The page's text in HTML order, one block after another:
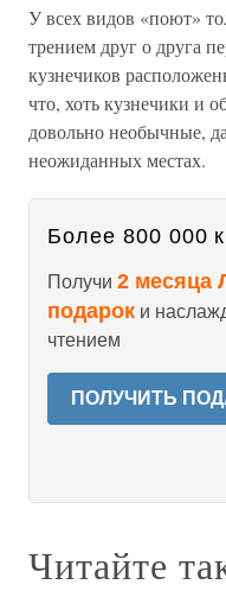
У всех видов «поют»
трением друг о друга
кузнечиков
что, хоть кузнечики и
довольно необычные,
неожиданных местах.
Более 800 000
Получи 2 месяца
подарок и
чтением
ПОЛУЧИТЬ
Читайте